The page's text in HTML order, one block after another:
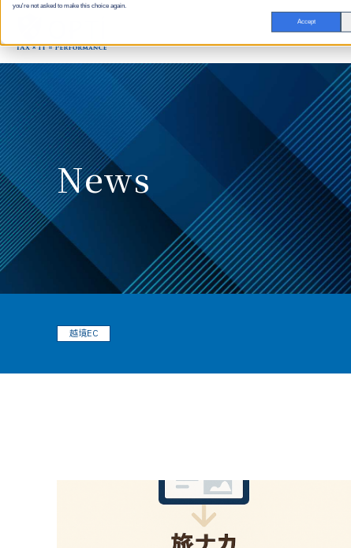
you're not asked to make this choice again.
Accept
News
越境EC